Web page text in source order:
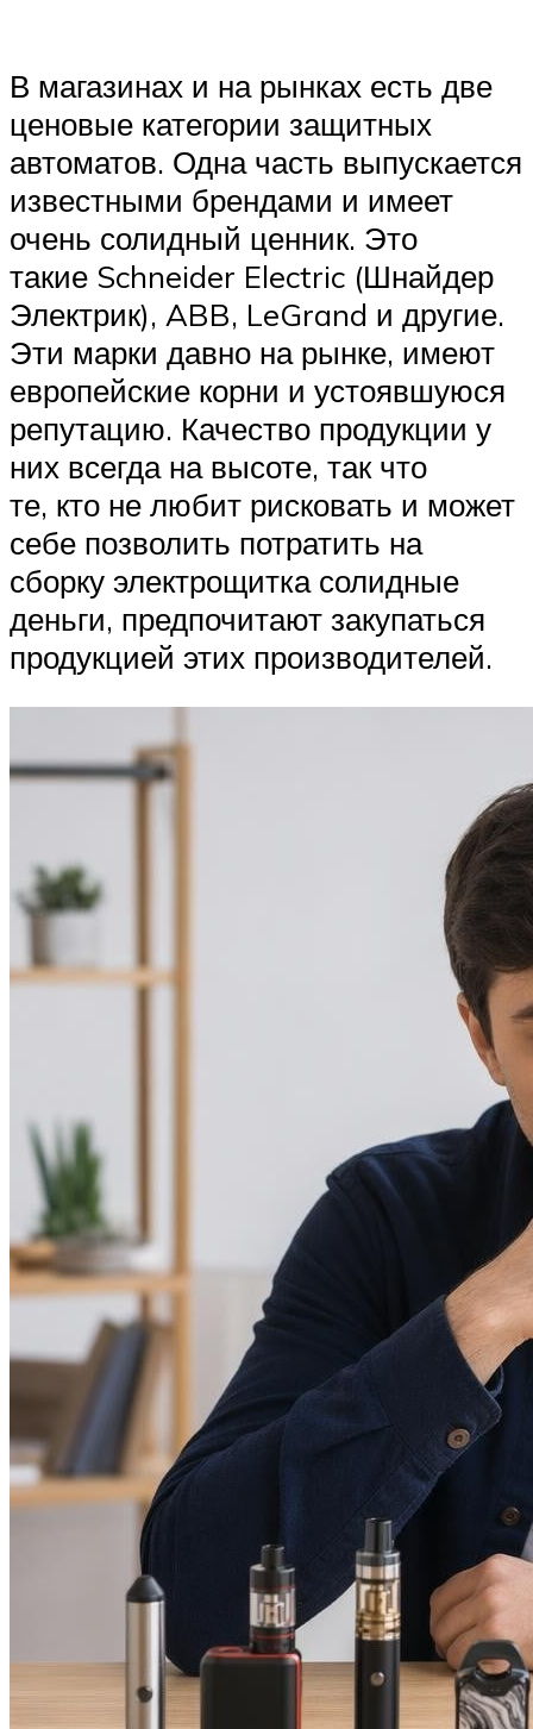
В магазинах и на рынках есть две
ценовые категории защитных
автоматов. Одна часть выпускается
известными брендами и имеет
очень солидный ценник. Это
такие Schneider Electric (Шнайдер
Электрик), ABB, LeGrand и другие.
Эти марки давно на рынке, имеют
европейские корни и устоявшуюся
репутацию. Качество продукции у
них всегда на высоте, так что
те, кто не любит рисковать и может
себе позволить потратить на
сборку электрощитка солидные
деньги, предпочитают закупаться
продукцией этих производителей.